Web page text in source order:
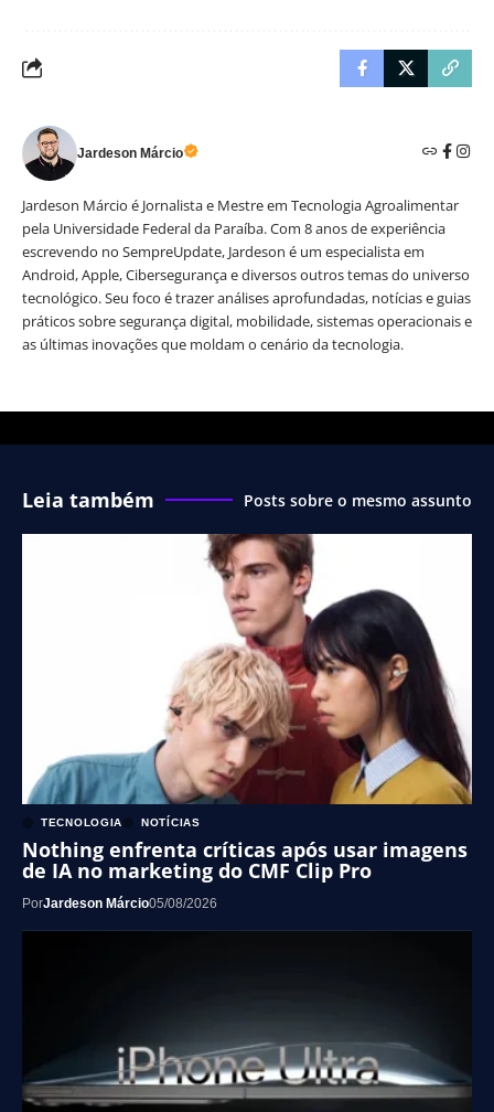
Jardeson Márcio
Jardeson Márcio é Jornalista e Mestre em Tecnologia Agroalimentar
pela Universidade Federal da Paraíba. Com 8 anos de experiência
escrevendo no SempreUpdate, Jardeson é um especialista em
Android, Apple, Cibersegurança e diversos outros temas do universo
tecnológico. Seu foco é trazer análises aprofundadas, notícias e guias
práticos sobre segurança digital, mobilidade, sistemas operacionais e
as últimas inovações que moldam o cenário da tecnologia.
Leia também Posts sobre o mesmo assunto
TECNOLOGIA NOTÍCIAS
Nothing enfrenta críticas após usar imagens
de IA no marketing do CMF Clip Pro
PorJardeson Márcio05/08/2026